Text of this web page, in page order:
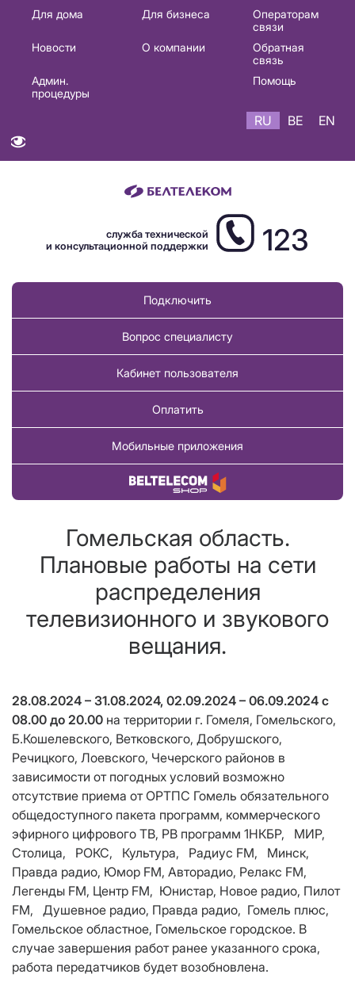
Основная
навигация
Для дома Для бизнеса
Операторам
связи
Новости
О компании
Обратная
связь
Админ.
процедуры
Помощь
RU BE EN
служба технической
и консультационной поддержки
123
Подключить
Вопрос специалисту
Кабинет пользователя
Оплатить
Мобильные приложения
Купить товар
Гомельская область.
Плановые работы на сети
распределения
телевизионного и звукового
вещания.
28.08.2024 – 31.08.2024, 02.09.2024 – 06.09.2024 с
08.00 до 20.00 на территории г. Гомеля, Гомельского,
Б.Кошелевского, Ветковского, Добрушского,
Речицкого, Лоевского, Чечерского районов в
зависимости от погодных условий возможно
отсутствие приема от ОРТПС Гомель обязательного
общедоступного пакета программ, коммерческого
эфирного цифрового ТВ, РВ программ 1НКБР, МИР,
Столица, РОКС, Культура, Радиус FM, Минск,
Правда радио, Юмор FM, Авторадио, Релакс FM,
Легенды FM, Центр FM, Юнистар, Новое радио, Пилот
FM, Душевное радио, Правда радио, Гомель плюс,
Гомельское областное, Гомельское городское. В
случае завершения работ ранее указанного срока,
работа передатчиков будет возобновлена.